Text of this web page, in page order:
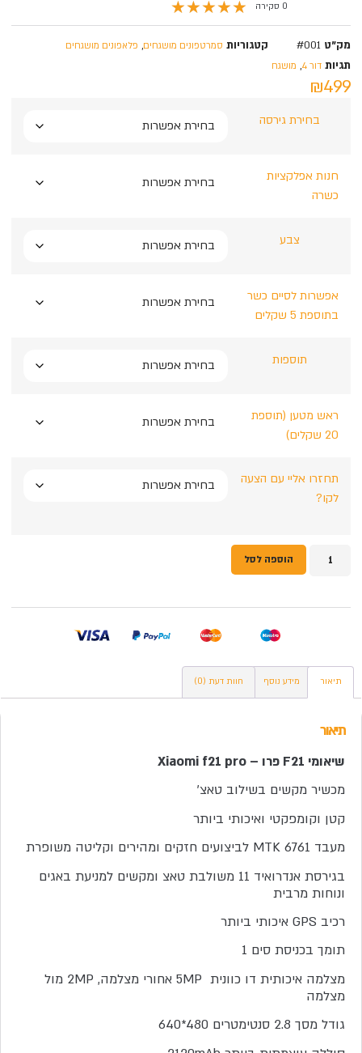
0 סקירה ★
★
★
★
★
מק"ט #001 קטגוריות סמרטפונים מושגחים, פלאפונים מושגחים
תגיות דור 4 , מושגח
₪499
בחירת גירסה
חנות אפלקציות
כשרה
צבע
אפשרות לסיים כשר
בתוספת 5 שקלים
תוספות
ראש מטען (תוספת
20 שקלים)
תחזרו אליי עם הצעה
לקו?
הוספה לסל
תיאור מידע נוסף חוות דעת (0)
תיאור
שיאומי F21 פרו – Xiaomi f21 pro
מכשיר מקשים בשילוב טאצ’
קטן וקומפקטי ואיכותי ביותר
מעבד MTK 6761 לביצועים חזקים ומהירים וקליטה משופרת
בגירסת אנדרואיד 11 משולבת טאצ ומקשים למניעת באגים
ונוחות מרבית
רכיב GPS איכותי ביותר
תומך בכניסת סים 1
מצלמה איכותית דו כוונית 5MP אחורי מצלמה, 2MP מול
מצלמה
גודל מסך 2.8 סנטימטרים 480*640